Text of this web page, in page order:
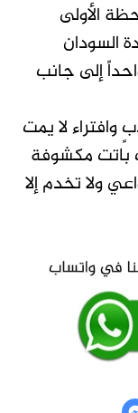
الأولى
السودان
إلى جانب
لا يمت
باتت مكشوفة
ولا تخدم إلا